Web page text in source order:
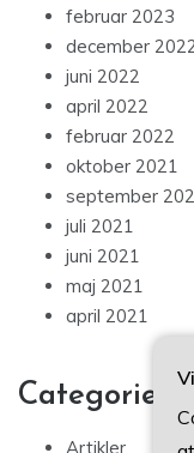
februar 2023
december
juni 2022
april 2022
februar 2022
oktober 2021
september
juli 2021
juni 2021
maj 2021
april 2021
Categories
Artikler